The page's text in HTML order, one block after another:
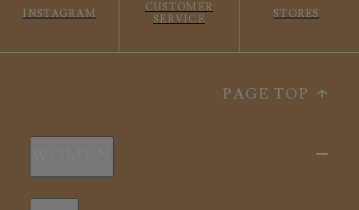
INSTAGRAM
CUSTOMER
SERVICE
STORES
PAGE TOP
新商品